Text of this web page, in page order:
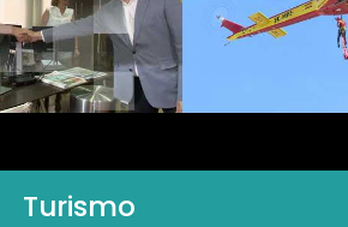
Turismo